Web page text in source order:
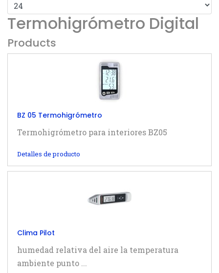
Termohigrómetro Digital
Products
BZ 05 Termohigrómetro
Termohigrómetro para interiores BZ05
Detalles de producto
Clima Pilot
humedad relativa del aire la temperatura
ambiente punto ...